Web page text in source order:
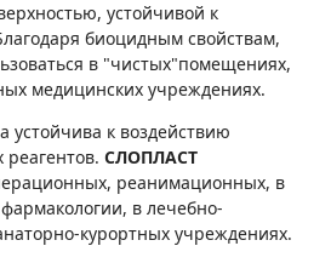
устойчивой к
биоцидным свойствам,
в "чистых"помещениях,
медицинских учреждениях.
устойчива к воздействию
СЛОПЛАСТ
реанимационных, в
в лечебно-
курортных учреждениях.